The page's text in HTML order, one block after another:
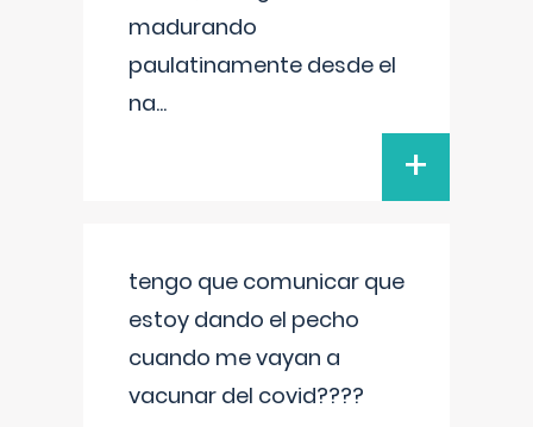
madurando
paulatinamente desde el
na...
+
tengo que comunicar que
estoy dando el pecho
cuando me vayan a
vacunar del covid????